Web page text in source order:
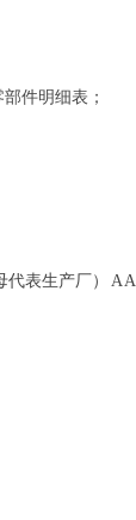
件明细表；
表生产厂） A A